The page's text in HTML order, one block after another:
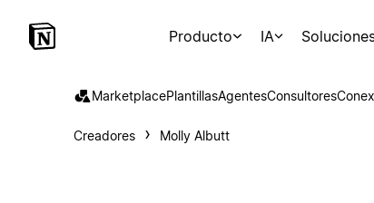
Producto IA
MarketplacePlantillasAgentesConsultores
Creadores Molly Albutt